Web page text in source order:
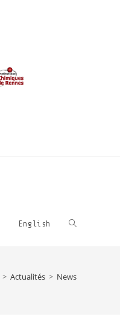
English
> Actualités > News